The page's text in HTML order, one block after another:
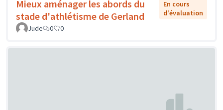
Mieux aménager les abords du
stade d'athlétisme de Gerland
En cours
d'évaluation
Jude
0 0